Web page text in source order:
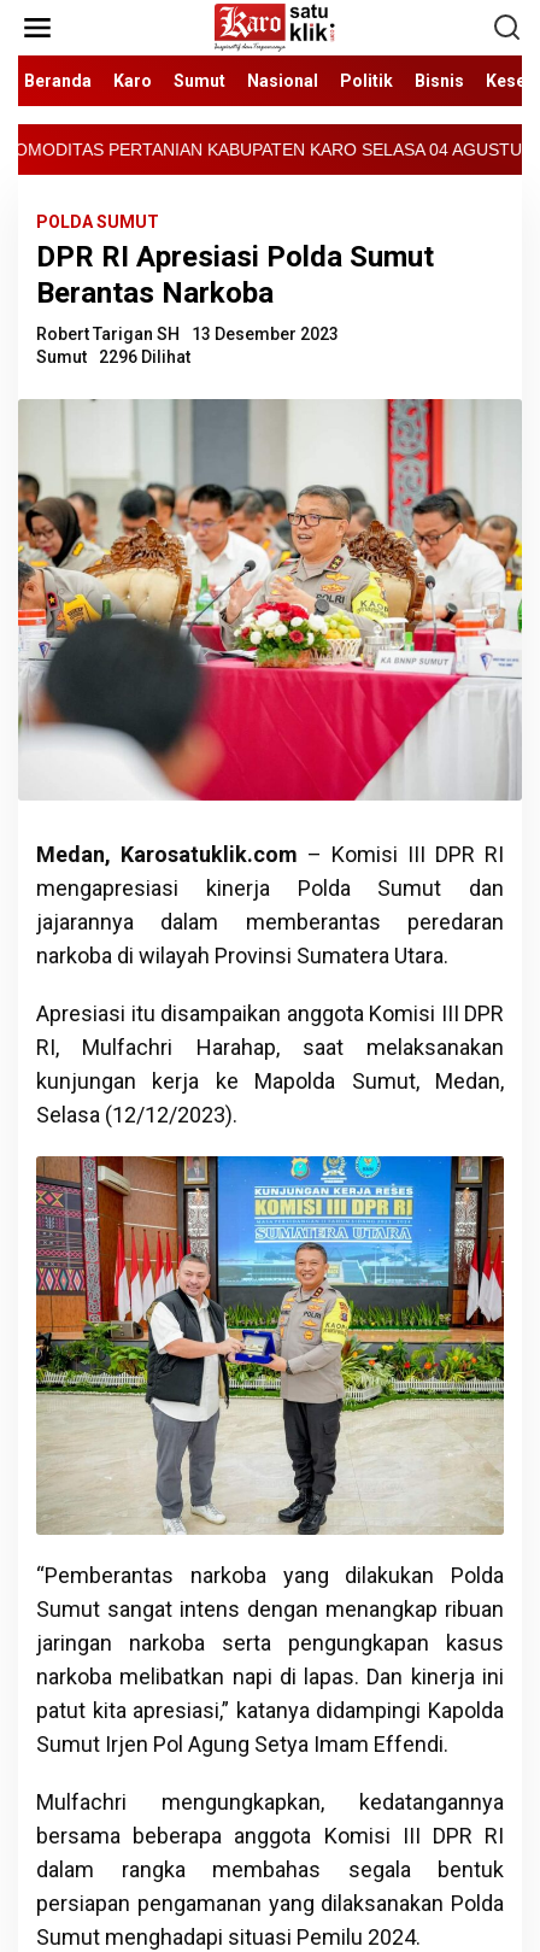
konten
Beranda
Karo Sumut Nasional Politik Bisnis
KARO SELASA 04 AGUSTUS 2026 - ARCIS
POLDA SUMUT
DPR RI Apresiasi Polda Sumut
Berantas Narkoba
Robert Tarigan SH
13 Desember 2023
Sumut
2296 Dilihat
Medan, Karosatuklik.com – Komisi III DPR RI
mengapresiasi kinerja Polda Sumut dan
jajarannya dalam memberantas peredaran
narkoba di wilayah Provinsi Sumatera Utara.
Apresiasi itu disampaikan anggota Komisi III DPR
RI, Mulfachri Harahap, saat melaksanakan
kunjungan kerja ke Mapolda Sumut, Medan,
Selasa (12/12/2023).
“Pemberantas narkoba yang dilakukan Polda
Sumut sangat intens dengan menangkap ribuan
jaringan narkoba serta pengungkapan kasus
narkoba melibatkan napi di lapas. Dan kinerja ini
patut kita apresiasi,” katanya didampingi Kapolda
Sumut Irjen Pol Agung Setya Imam Effendi.
Mulfachri mengungkapkan, kedatangannya
bersama beberapa anggota Komisi III DPR RI
dalam rangka membahas segala bentuk
persiapan pengamanan yang dilaksanakan Polda
Sumut menghadapi situasi Pemilu 2024.